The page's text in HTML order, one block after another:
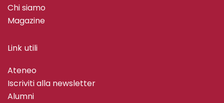
Chi siamo
Magazine
Link utili
Ateneo
Iscriviti alla newsletter
Alumni